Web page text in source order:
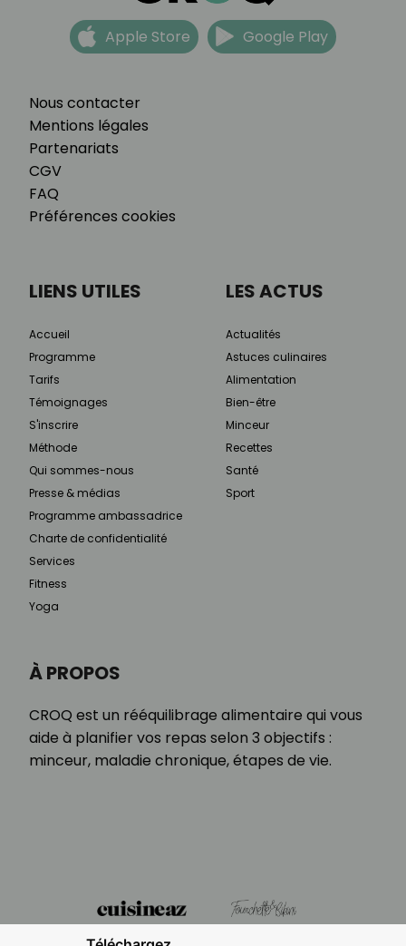
Nous contacter
Mentions légales
Partenariats
CGV
FAQ
Préférences cookies
Apple Store Google Play
À PROPOS
CROQ est un rééquilibrage alimentaire qui vous
aide à planifier vos repas selon 3 objectifs :
minceur, maladie chronique, étapes de vie.
LIENS UTILES
Accueil
Programme
Tarifs
Témoignages
S'inscrire
Méthode
Qui sommes-nous
Presse & médias
Programme ambassadrice
Charte de confidentialité
Services
Fitness
Yoga
LES ACTUS
Actualités
Astuces culinaires
Alimentation
Bien-être
Minceur
Recettes
Santé
Sport